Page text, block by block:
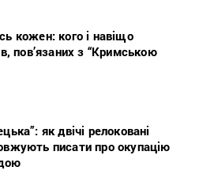
кожен: кого і навіщо
пов’язаних з “Кримською
як двічі релоковані
писати про окупацію